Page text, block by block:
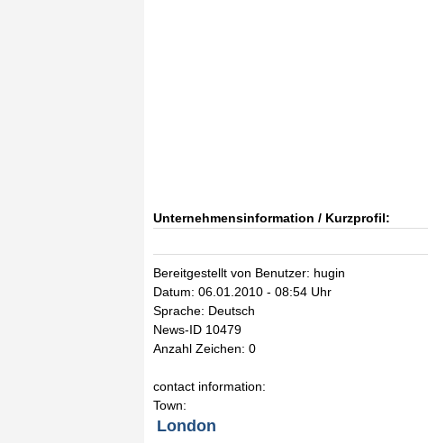
Unternehmensinformation / Kurzprofil:
Bereitgestellt von Benutzer: hugin
Datum: 06.01.2010 - 08:54 Uhr
Sprache: Deutsch
News-ID 10479
Anzahl Zeichen: 0
contact information:
Town:
London